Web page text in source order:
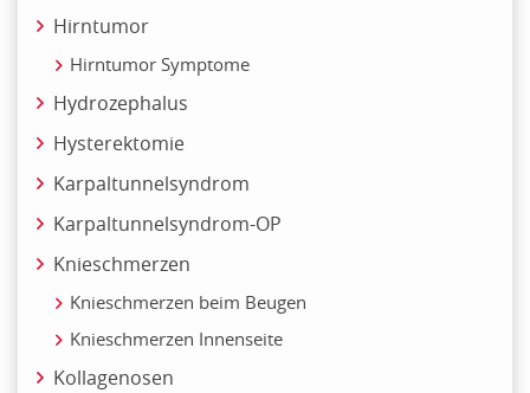
Hirntumor
Hirntumor Symptome
Hydrozephalus
Hysterektomie
Karpaltunnelsyndrom
Karpaltunnelsyndrom-OP
Knieschmerzen
Knieschmerzen beim Beugen
Knieschmerzen Innenseite
Kollagenosen